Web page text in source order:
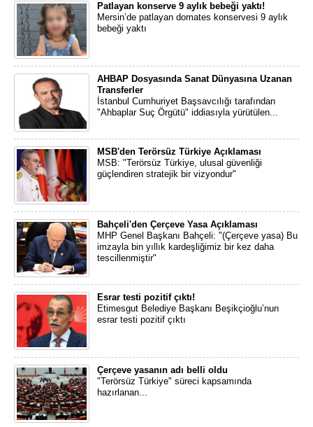
Patlayan konserve 9 aylık bebeği yaktı!
Mersin’de patlayan domates konservesi 9 aylık
bebeği yaktı
AHBAP Dosyasında Sanat Dünyasına Uzanan
Transferler
İstanbul Cumhuriyet Başsavcılığı tarafından
"Ahbaplar Suç Örgütü" iddiasıyla yürütülen...
MSB'den Terörsüz Türkiye Açıklaması
MSB: "Terörsüz Türkiye, ulusal güvenliği
güçlendiren stratejik bir vizyondur"
Bahçeli'den Çerçeve Yasa Açıklaması
MHP Genel Başkanı Bahçeli: "(Çerçeve yasa) Bu
imzayla bin yıllık kardeşliğimiz bir kez daha
tescillenmiştir"
Esrar testi pozitif çıktı!
Etimesgut Belediye Başkanı Beşikçioğlu’nun
esrar testi pozitif çıktı
Çerçeve yasanın adı belli oldu
"Terörsüz Türkiye" süreci kapsamında
hazırlanan...